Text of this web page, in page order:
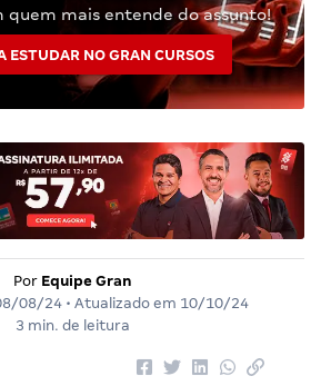
quem mais entende do assunto!
ESTUDAR NO GRAN CURSOS
Por Equipe Gran
08/24 • Atualizado em 10/10/24
3 min. de leitura